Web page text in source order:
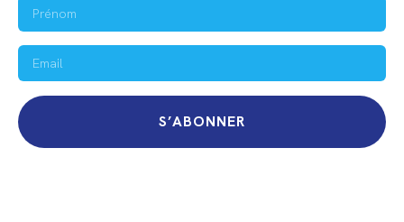
S’ABONNER